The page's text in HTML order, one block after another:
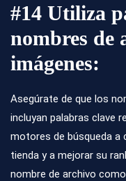
#14 Utiliza
nombres de
imágenes:
Asegúrate de que los
incluyan palabras clave
motores de búsqueda a
tienda y a mejorar su
nombre de archivo